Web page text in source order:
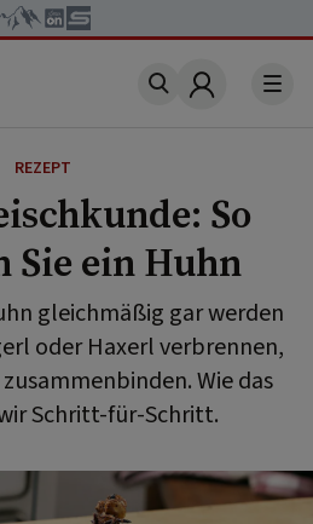
Account
REZEPT
So
ein Huhn
gleichmäßig gar werden
oder Haxerl verbrennen,
Wie das
Schritt-für-Schritt.